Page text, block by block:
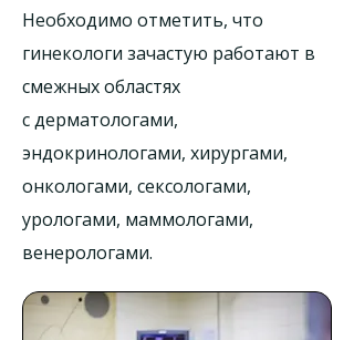
Необходимо отметить, что
гинекологи зачастую работают в
смежных областях
с дерматологами,
эндокринологами, хирургами,
онкологами, сексологами,
урологами, маммологами,
венерологами.